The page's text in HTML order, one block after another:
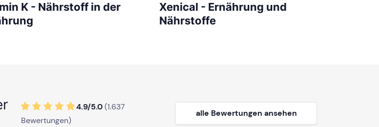
K - Nährstoff in der
Xenical - Ernährung und
Nährstoffe
4.9/5.0(1.637
Bewertungen)
alle Bewertungen ansehen